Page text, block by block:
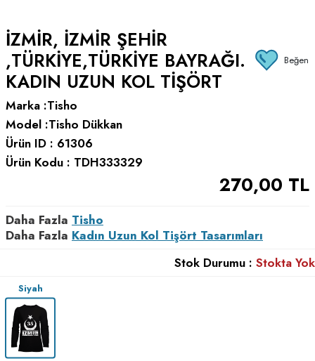
IZMIR, IZMIR ŞEHIR
,TÜRKIYE,TÜRKIYE BAYRAĞI.
KADIN UZUN KOL TIŞÖRT
Beğen
Marka :Tisho
Model :Tisho Dükkan
Ürün ID : 61306
Ürün Kodu : TDH333329
270,00 TL
Daha Fazla Tisho
Daha Fazla Kadın Uzun Kol Tişört Tasarımları
Stok Durumu : Stokta Yok
Siyah